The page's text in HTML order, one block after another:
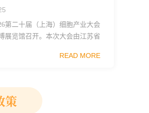
第二十届（上海）细胞产业大会
展览馆召开。本次大会由江苏省
医药分会、武汉东湖国家自主创
READ MORE
策